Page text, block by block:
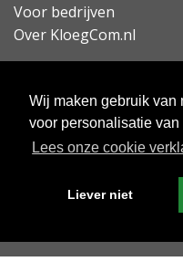
Wij maken gebruik van
voor personalisatie van
Lees onze cookie
Liever niet
Voor bedrijven
Over KloegCom.nl